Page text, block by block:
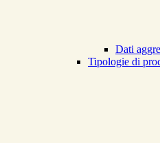
Dati
Tipologie di